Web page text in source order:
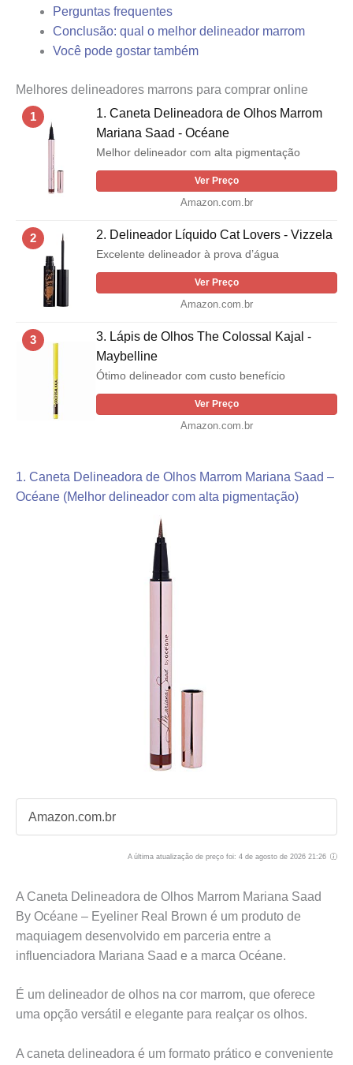
Perguntas frequentes
Conclusão: qual o melhor delineador marrom
Você pode gostar também
Melhores delineadores marrons para comprar online
1
1. Caneta Delineadora de Olhos Marrom
Mariana Saad - Océane
Melhor delineador com alta pigmentação
Ver Preço
Amazon.com.br
2 2. Delineador Líquido Cat Lovers - Vizzela
Excelente delineador à prova d’água
Ver Preço
Amazon.com.br
3
3. Lápis de Olhos The Colossal Kajal -
Maybelline
Ótimo delineador com custo benefício
Ver Preço
Amazon.com.br
1. Caneta Delineadora de Olhos Marrom Mariana Saad –
Océane (Melhor delineador com alta pigmentação)
Amazon.com.br
A última atualização de preço foi: 4 de agosto de 2026 21:26
A Caneta Delineadora de Olhos Marrom Mariana Saad
By Océane – Eyeliner Real Brown é um produto de
maquiagem desenvolvido em parceria entre a
influenciadora Mariana Saad e a marca Océane.
É um delineador de olhos na cor marrom, que oferece
uma opção versátil e elegante para realçar os olhos.
A caneta delineadora é um formato prático e conveniente